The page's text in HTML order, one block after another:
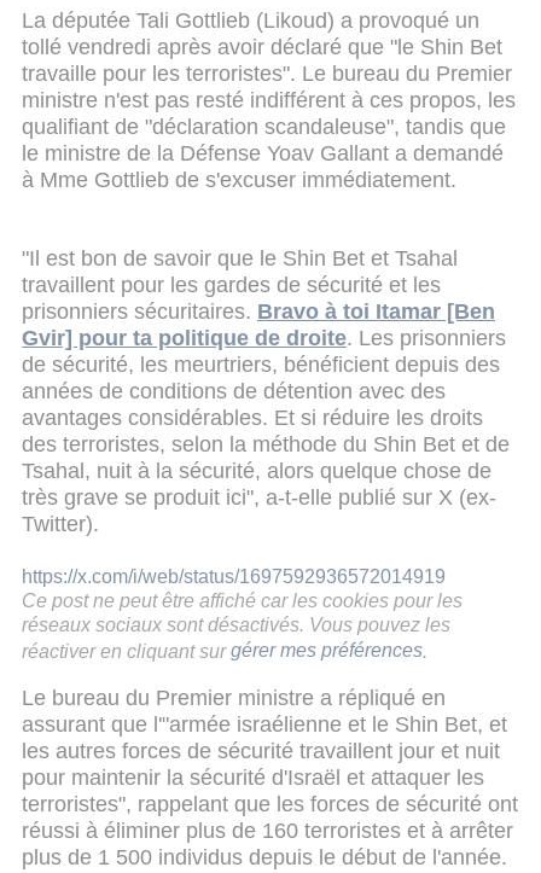
La députée Tali Gottlieb (Likoud) a provoqué un
tollé vendredi après avoir déclaré que "le Shin Bet
travaille pour les terroristes". Le bureau du Premier
ministre n'est pas resté indifférent à ces propos, les
qualifiant de "déclaration scandaleuse", tandis que
le ministre de la Défense Yoav Gallant a demandé
à Mme Gottlieb de s'excuser immédiatement.
"Il est bon de savoir que le Shin Bet et Tsahal
travaillent pour les gardes de sécurité et les
prisonniers sécuritaires. Bravo à toi Itamar [Ben
Gvir] pour ta politique de droite. Les prisonniers
de sécurité, les meurtriers, bénéficient depuis des
années de conditions de détention avec des
avantages considérables. Et si réduire les droits
des terroristes, selon la méthode du Shin Bet et de
Tsahal, nuit à la sécurité, alors quelque chose de
très grave se produit ici", a-t-elle publié sur X (ex-
Twitter).
https://x.com/i/web/status/1697592936572014919
Ce post ne peut être affiché car les cookies pour les
réseaux sociaux sont désactivés. Vous pouvez les
réactiver en cliquant sur gérer mes préférences
Le bureau du Premier ministre a répliqué en
assurant que l'"armée israélienne et le Shin Bet, et
les autres forces de sécurité travaillent jour et nuit
pour maintenir la sécurité d'Israël et attaquer les
terroristes", rappelant que les forces de sécurité ont
réussi à éliminer plus de 160 terroristes et à arrêter
plus de 1 500 individus depuis le début de l'année.